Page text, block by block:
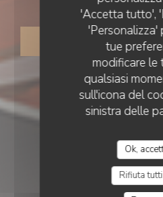
'Accetta tutto',
'Personalizza'
tue
modificare le
qualsiasi
sull'icona del
sinistra delle
Ok,
Rifiuta